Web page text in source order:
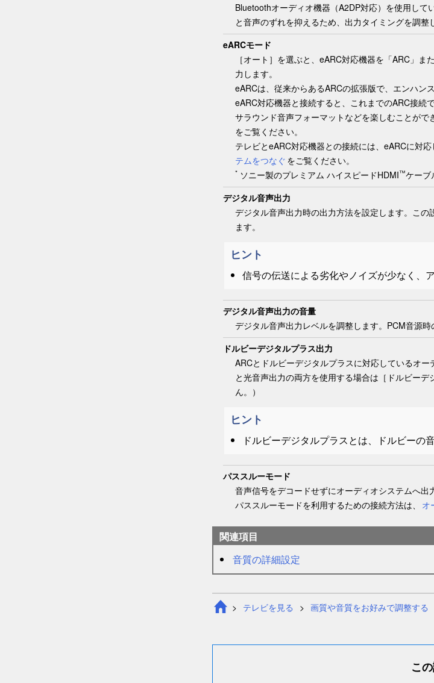
Bluetoothオーディオ機器（A2DP対応）を使用し
と音声のずれを抑えるため、出力タイミングを調整
eARCモード
［オート ］を選ぶと、eARC対応機器を 「ARC」ま
力します。
eARCは、従来からあるARCの拡張版で、エンハン
eARC対応機器と接続すると、これまでのARC接続
サラウンド音声フォーマットなどを楽しむことが
をご覧ください。
テレビとeARC対応機器との接続には、eARCに対
テムをつなぐ をご覧ください。
* ソニー製のプレミアム ハイスピードHDMI™ケーブ
デジタル音声出力
デジタル音声出力時の出力方法を設定します。この
ます。
ヒント
信号の伝送による劣化やノイズが少なく、
デジタル音声出力の音量
デジタル音声出力レベルを調整します。PCM音源
ドルビーデジタルプラス出力
ARCとドルビーデジタルプラスに対応しているオ
と光音声出力の両方を使用する場合は［ ドルビーデ
ん。）
ヒント
ドルビーデジタルプラスとは、ドルビーの
パススルーモード
音声信号をデコードせずにオーディオシステムへ出
パススルーモードを利用するための接続方法は、
オ
関連項目
音質の詳細設定
テレビを見る 画質や音質をお好みで調整する
こ